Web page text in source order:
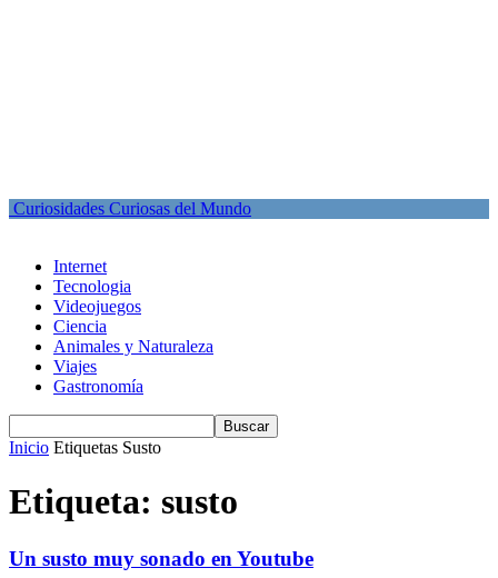
Curiosidades Curiosas del Mundo
Internet
Tecnologia
Videojuegos
Ciencia
Animales y Naturaleza
Viajes
Gastronomía
Inicio Etiquetas Susto
Etiqueta: susto
Un susto muy sonado en Youtube